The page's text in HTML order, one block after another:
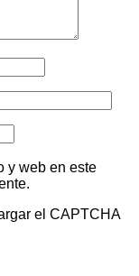
y web en este
el CAPTCHA